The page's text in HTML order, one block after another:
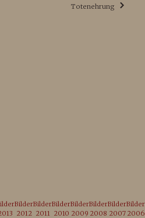
Totenehrung
Bilder
2012
Bilder
2011
Bilder
2010
Bilder
2009
Bilder
2008
Bilder
2007
Bilder
2006